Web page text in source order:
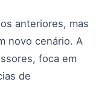
anteriores, mas
novo cenário. A
foca em
de